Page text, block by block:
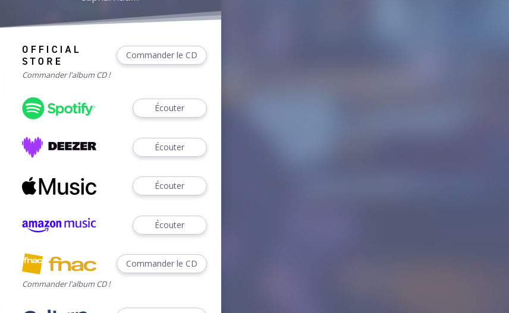
Commander le CD
Commander l'album CD !
Écouter
Écouter
Écouter
Écouter
Commander le CD
Commander l'album CD !